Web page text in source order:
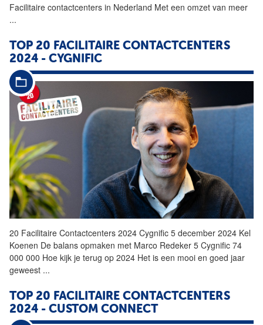
Facilitaire contactcenters in Nederland Met een omzet van meer
...
TOP 20 FACILITAIRE CONTACTCENTERS
2024 - CYGNIFIC
20 Facilitaire Contactcenters 2024 Cygnific 5 december 2024 Kel
Koenen De balans opmaken met Marco Redeker 5 Cygnific 74
000 000 Hoe kijk je terug op 2024 Het is een mooi en goed jaar
geweest ...
TOP 20 FACILITAIRE CONTACTCENTERS
2024 - CUSTOM CONNECT